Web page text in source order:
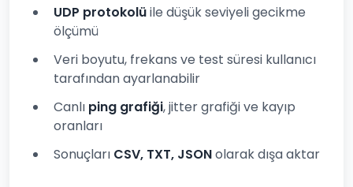
UDP protokolüile düşük seviyeli gecikme
ölçümü
Veri boyutu, frekans ve test süresi kullanıcı
tarafından ayarlanabilir
Canlı ping grafiği, jitter grafiği ve kayıp
oranları
Sonuçları CSV, TXT, JSONolarak dışa aktar